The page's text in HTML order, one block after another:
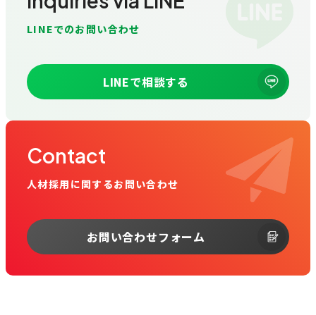
LINEでのお問い合わせ
LINEで相談する
Contact
人材採用に関するお問い合わせ
お問い合わせフォーム